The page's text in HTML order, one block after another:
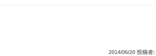
投
2014/06/20 投稿者: